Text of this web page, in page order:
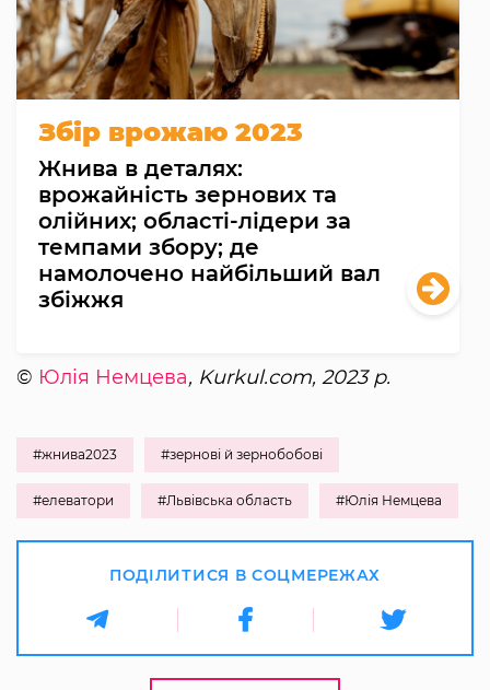
Збір врожаю 2023
Жнива в деталях:
врожайність зернових та
олійних; області-лідери за
темпами збору; де
намолочено найбільший вал
збіжжя
© Юлія Немцева, Kurkul.com, 2023 р.
#жнива2023 #зернові й зернобобові
#елеватори #Львівська область #Юлія Немцева
ПОДІЛИТИСЯ В СОЦМЕРЕЖАХ